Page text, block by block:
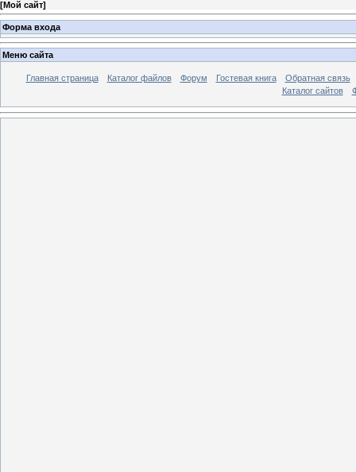
[Мой сайт]
Форма входа
Меню сайта
Главная страница Каталог файлов Форум Гостевая книга
Обратная связь
Каталог сайтов